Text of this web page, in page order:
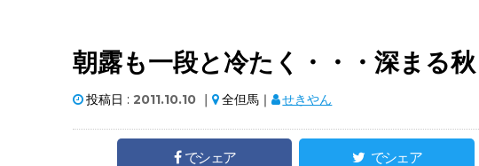
朝露も一段と冷たく・・・深まる秋
投稿日 : 2011.10.10｜ 全但馬｜ せきやん
でシェア でシェア